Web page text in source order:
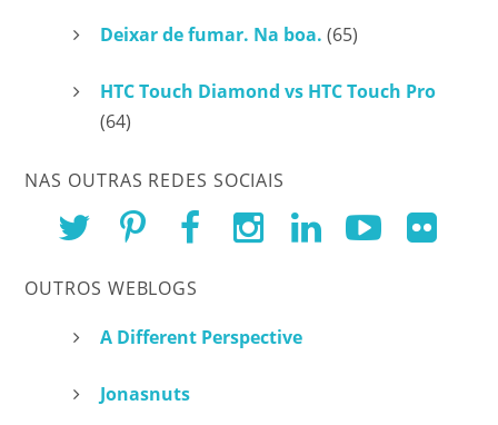
Deixar de fumar. Na boa. (65)
HTC Touch Diamond vs HTC Touch Pro
(64)
NAS OUTRAS REDES SOCIAIS
OUTROS WEBLOGS
A Different Perspective
Jonasnuts